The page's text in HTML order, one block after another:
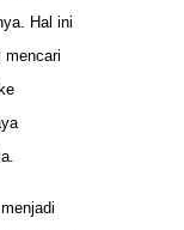
Hal ini
mencari